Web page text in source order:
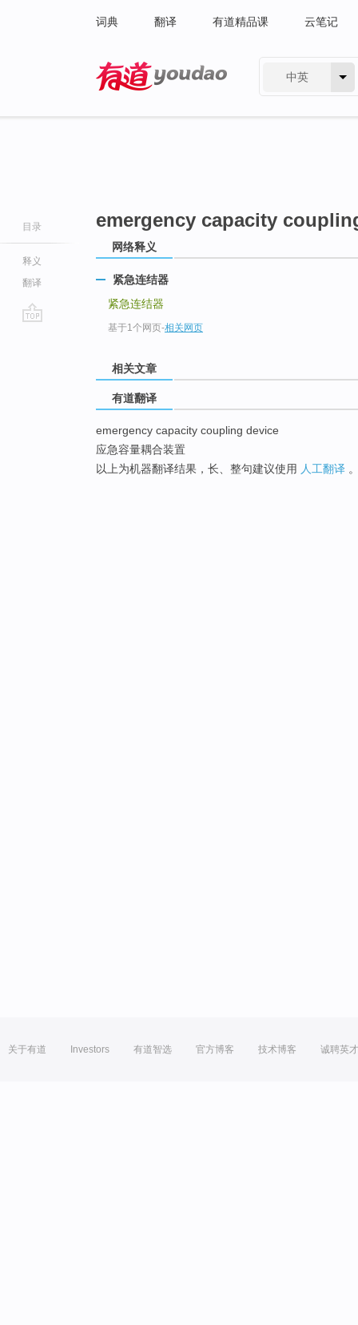
词典 翻译 有道精品课 云笔记
中英
目录
释义
翻译
emergency capacity
网络释义
紧急连结器
紧急连结器
基于1个网页-相关网页
相关文章
有道翻译
emergency capacity coupling device
应急容量耦合装置
以上为机器翻译结果，长、整句建议使用 人工翻译
关于有道 Investors 有道智选 官方博客 技术博客 诚聘英才